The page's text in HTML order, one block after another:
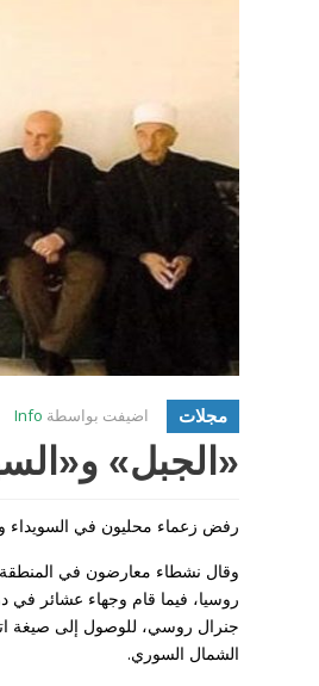
مجلات اضيفت بواسطة Info
«الجبل»
رفض زعماء محليون في السويداء
وقال نشطاء معارضون في المنطقة
روسيا، فيما قام وجهاء عشائر في
جنرال روسي، للوصول إلى صيغة
الشمال السوري.